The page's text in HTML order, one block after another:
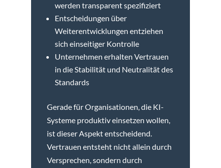
werden transparent spezifiziert
Entscheidungen über
Weiterentwicklungen entziehen
sich einseitiger Kontrolle
Unternehmen erhalten Vertrauen
in die Stabilität und Neutralität des
Standards
Gerade für Organisationen, die KI-
Systeme produktiv einsetzen wollen,
ist dieser Aspekt entscheidend.
Vertrauen entsteht nicht allein durch
Versprechen, sondern durch